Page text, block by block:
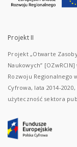
Projekt II
Projekt „Otwarte
Naukowych”
Rozwoju Regionalnego
Cyfrowa, lata 2014-
użyteczność sektora